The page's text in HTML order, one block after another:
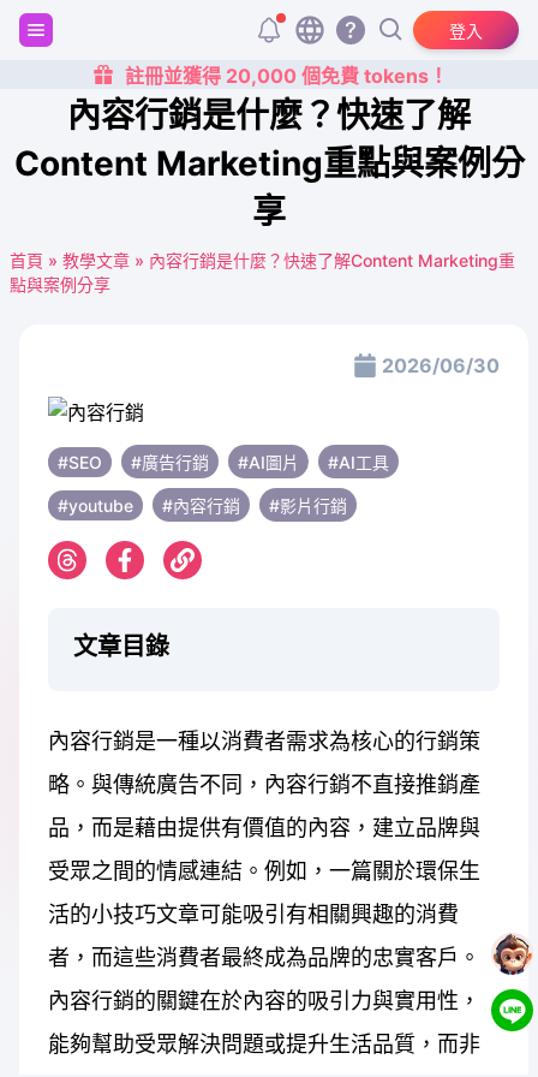
登入
註冊並獲得 20,000 個免費 tokens！
內容行銷是什麼？快速了解
Content Marketing重點與案例分
享
首頁 » 教學文章 » 內容行銷是什麼？快速了解Content Marketing重
點與案例分享
2026/06/30
#SEO #廣告行銷 #AI圖片 #AI工具
#youtube #內容行銷 #影片行銷
文章目錄
內容行銷是一種以消費者需求為核心的行銷策
略。與傳統廣告不同，內容行銷不直接推銷產
品，而是藉由提供有價值的內容，建立品牌與
受眾之間的情感連結。例如，一篇關於環保生
活的小技巧文章可能吸引有相關興趣的消費
者，而這些消費者最終成為品牌的忠實客戶。
內容行銷的關鍵在於內容的吸引力與實用性，
能夠幫助受眾解決問題或提升生活品質，而非